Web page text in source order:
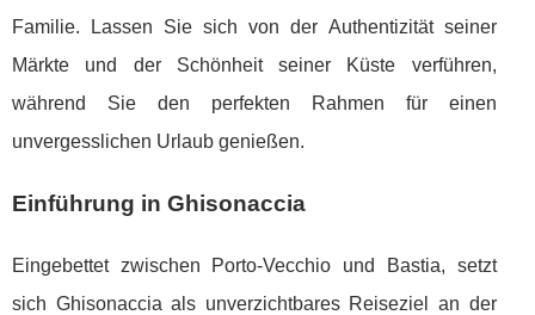
Familie. Lassen Sie sich von der Authentizität seiner
Märkte und der Schönheit seiner Küste verführen,
während Sie den perfekten Rahmen für einen
unvergesslichen Urlaub genießen.
Einführung in Ghisonaccia
Eingebettet zwischen Porto-Vecchio und Bastia, setzt
sich Ghisonaccia als unverzichtbares Reiseziel an der